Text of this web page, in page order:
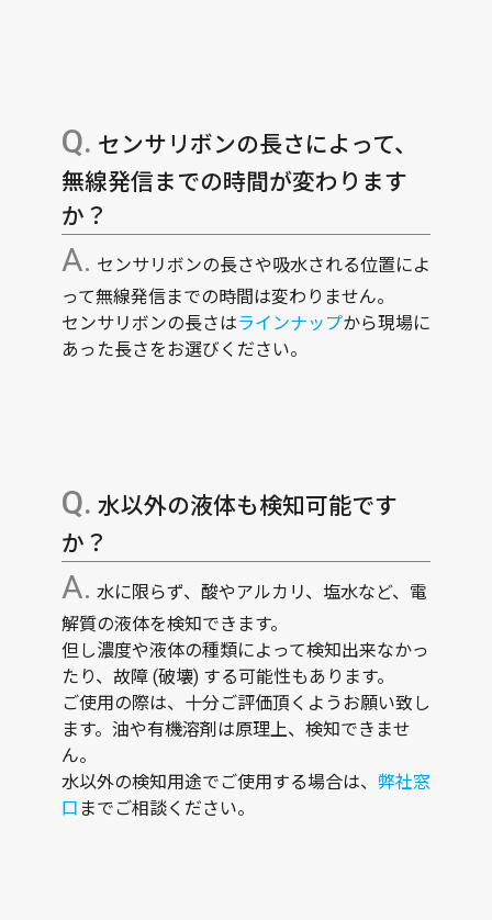
センサリボンの長さによって、
無線発信までの時間が変わります
か？
センサリボンの長さや吸水される位置によ
って無線発信までの時間は変わりません。
センサリボンの長さはラインナップから現場に
あった長さをお選びください。
水以外の液体も検知可能です
か？
水に限らず、酸やアルカリ、塩水など、電
解質の液体を検知できます。
但し濃度や液体の種類によって検知出来なかっ
たり、故障 (破壊) する可能性もあります。
ご使用の際は、十分ご評価頂くようお願い致し
ます。油や有機溶剤は原理上、検知できませ
ん。
水以外の検知用途でご使用する場合は、 弊社窓
口 までご相談ください。